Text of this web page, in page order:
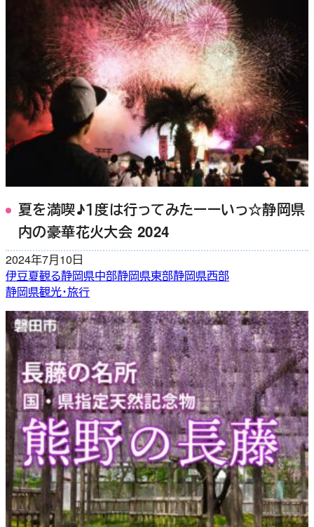
夏を満喫♪１度は行ってみたーーいっ☆静岡県
内の豪華花火大会 2024
2024年7月10日
伊豆夏観る静岡県中部静岡県東部静岡県西部
静岡県観光・旅行